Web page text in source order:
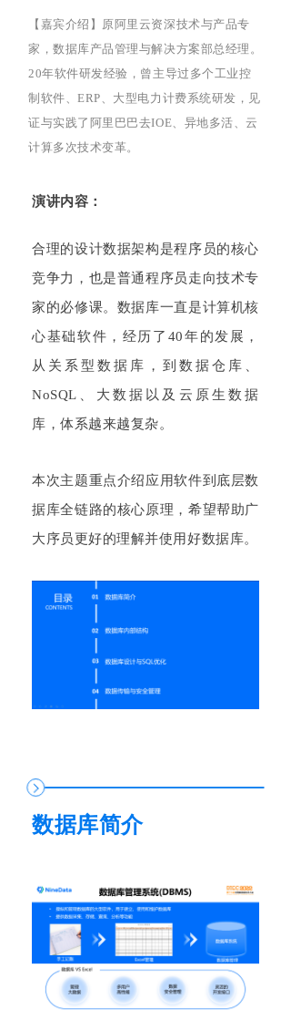
【嘉宾介绍】 原阿里云资深技术与产品专
家，数据库产品管理与解决方案部总经理。
20年软件研发经验，曾主导过多个工业控
制软件、ERP、大型电力计费系统研发，见
证与实践了阿里巴巴去IOE、异地多活、云
计算多次技术变革。
演讲内容：
合理的设计数据架构是程序员的核心
竞争力，也是普通程序员走向技术专
家的必修课。数据库一直是计算机核
心基础软件，经历了 40年的发展，
从关系型数据库，到数据仓库、
NoSQL 、大数据以及云原生数据
库，体系越来越复杂。
本次主题重点介绍应用软件到底层数
据库全链路的核心原理，希望帮助广
大序员更好的理解并使用好数据库。
数据库简介